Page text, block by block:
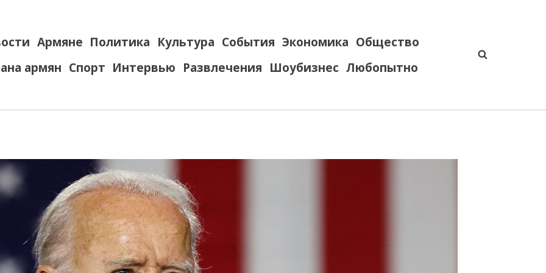
Армяне Политика Культура События Экономика Общество
армян Спорт Интервью Развлечения Шоубизнес Любопытно